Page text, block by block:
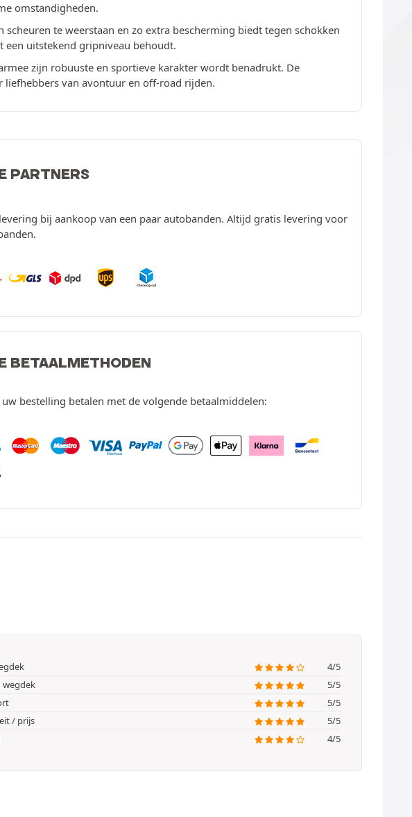
omstandigheden.
te weerstaan en zo extra bescherming biedt tegen schokken
uitstekend gripniveau behoudt.
zijn robuuste en sportieve karakter wordt benadrukt. De
liefhebbers van avontuur en off-road rijden.
PARTNERS
bij aankoop van een paar autobanden. Altijd gratis levering voor
BETAALMETHODEN
bestelling betalen met de volgende betaalmiddelen:
4/5
wegdek
5/5
5/5
/ prijs
5/5
4/5